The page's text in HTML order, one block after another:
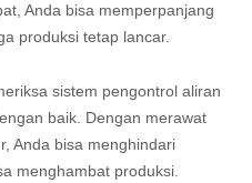
Anda bisa memperpanjang
produksi tetap lancar.
sistem pengontrol aliran
baik. Dengan merawat
Anda bisa menghindari
menghambat produksi.